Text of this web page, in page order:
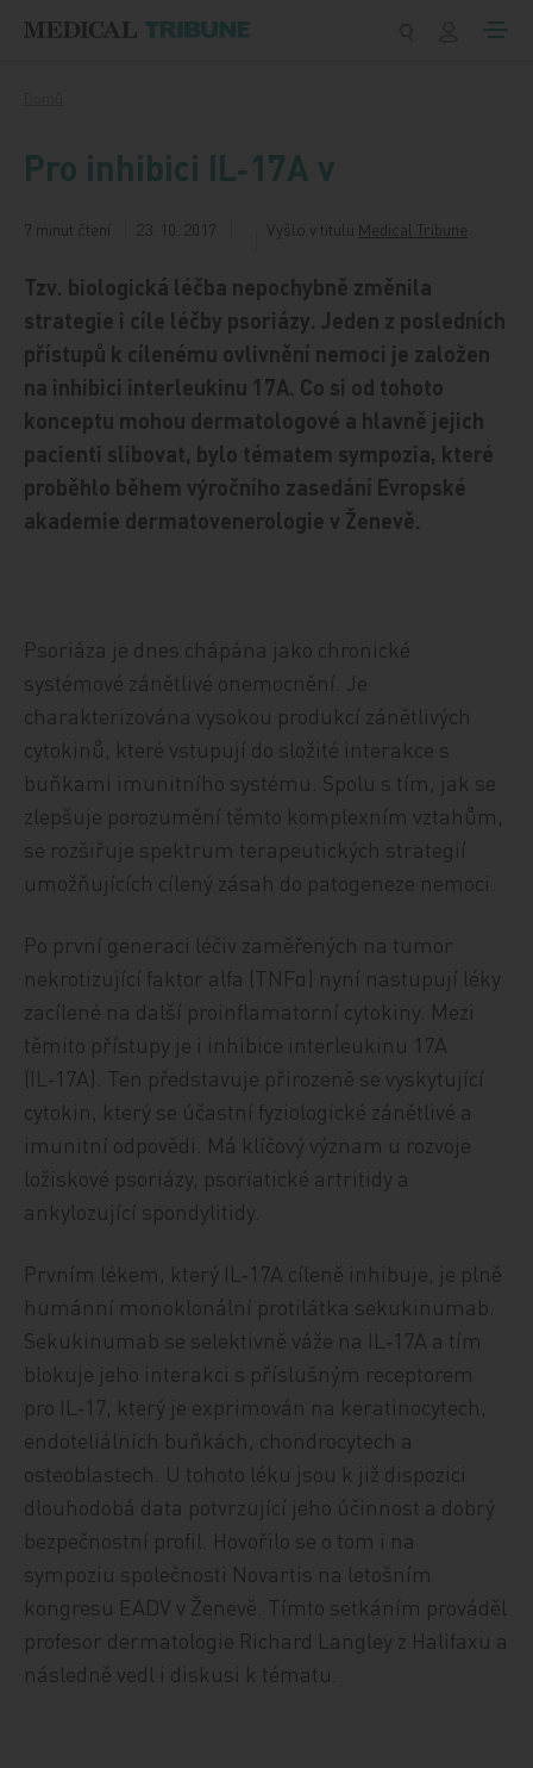
Pro inhibici IL‑17A v
7 minut čtení 23. 10. 2017 Vyšlo v titulu Medical Tribune
Tzv. biologická léčba nepochybně změnila
strategie i cíle léčby psoriázy. Jeden z posledních
přístupů k cílenému ovlivnění nemoci je založen
na inhibici interleukinu 17A. Co si od tohoto
konceptu mohou dermatologové a hlavně jejich
pacienti slibovat, bylo tématem sympozia, které
proběhlo během výročního zasedání Evropské
akademie dermatovenerologie v Ženevě.
Psoriáza je dnes chápána jako chronické
systémové zánětlivé onemocnění. Je
charakterizována vysokou produkcí zánětlivých
cytokinů, které vstupují do složité interakce s
buňkami imunitního systému. Spolu s tím, jak se
zlepšuje porozumění těmto komplexním vztahům,
se rozšiřuje spektrum terapeutických strategií
umožňujících cílený zásah do patogeneze nemoci.
Po první generaci léčiv zaměřených na tumor
nekrotizující faktor alfa (TNFα) nyní nastupují léky
zacílené na další proinflamatorní cytokiny. Mezi
těmito přístupy je i inhibice interleukinu 17A
(IL‑17A). Ten představuje přirozeně se vyskytující
cytokin, který se účastní fyziologické zánětlivé a
imunitní odpovědi. Má klíčový význam u rozvoje
ložiskové psoriázy, psoriatické artritidy a
ankylozující spondylitidy.
Prvním lékem, který IL‑17A cíleně inhibuje, je plně
humánní monoklonální protilátka sekukinumab.
Sekukinumab se selektivně váže na IL‑17A a tím
blokuje jeho interakci s příslušným receptorem
pro IL‑17, který je exprimován na keratinocytech,
endoteliálních buňkách, chondrocytech a
osteoblastech. U tohoto léku jsou k již dispozici
dlouhodobá data potvrzující jeho účinnost a dobrý
bezpečnostní profil. Hovořilo se o tom i na
sympoziu společnosti Novartis na letošním
kongresu EADV v Ženevě. Tímto setkáním prováděl
profesor dermatologie Richard Langley z Halifaxu a
následně vedl i diskusi k tématu.